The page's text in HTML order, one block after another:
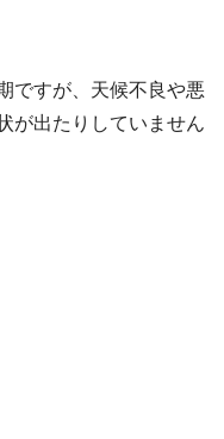
ですが、天候不良や悪
が出たりしていません